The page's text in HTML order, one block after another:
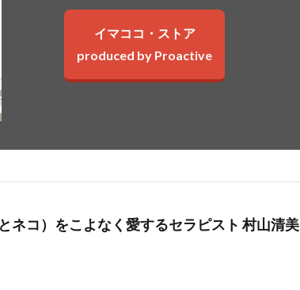
イマココ・ストア
produced by Proactive
ネコ）をこよなく愛するセラピスト 村山清美